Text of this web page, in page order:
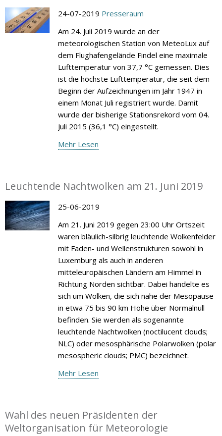
24-07-2019 Presseraum
Am 24. Juli 2019 wurde an der
meteorologischen Station von MeteoLux auf
dem Flughafengelände Findel eine maximale
Lufttemperatur von 37,7 °C gemessen. Dies
ist die höchste Lufttemperatur, die seit dem
Beginn der Aufzeichnungen im Jahr 1947 in
einem Monat Juli registriert wurde. Damit
wurde der bisherige Stationsrekord vom 04.
Juli 2015 (36,1 °C) eingestellt.
Mehr Lesen
Leuchtende Nachtwolken am 21. Juni 2019
25-06-2019
Am 21. Juni 2019 gegen 23:00 Uhr Ortszeit
waren bläulich-silbrig leuchtende Wolkenfelder
mit Faden- und Wellenstrukturen sowohl in
Luxemburg als auch in anderen
mitteleuropäischen Ländern am Himmel in
Richtung Norden sichtbar. Dabei handelte es
sich um Wolken, die sich nahe der Mesopause
in etwa 75 bis 90 km Höhe über Normalnull
befinden. Sie werden als sogenannte
leuchtende Nachtwolken (noctilucent clouds;
NLC) oder mesosphärische Polarwolken (polar
mesospheric clouds; PMC) bezeichnet.
Mehr Lesen
Wahl des neuen Präsidenten der
Weltorganisation für Meteorologie